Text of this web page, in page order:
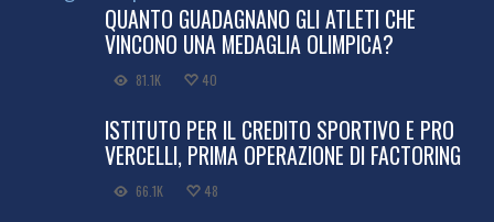
QUANTO GUADAGNANO GLI ATLETI CHE
VINCONO UNA MEDAGLIA OLIMPICA?
81.1K 40
ISTITUTO PER IL CREDITO SPORTIVO E PRO
VERCELLI, PRIMA OPERAZIONE DI FACTORING
66.1K 48